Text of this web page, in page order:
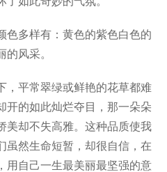
多样有：黄色的紫色白色的
风采。
平常翠绿或鲜艳的花草都难
开的如此灿烂夺目，那一朵朵
美却不失高雅。这种品质使我
虽然生命短暂，却很自信，在
用自己一生最美丽最坚强的意